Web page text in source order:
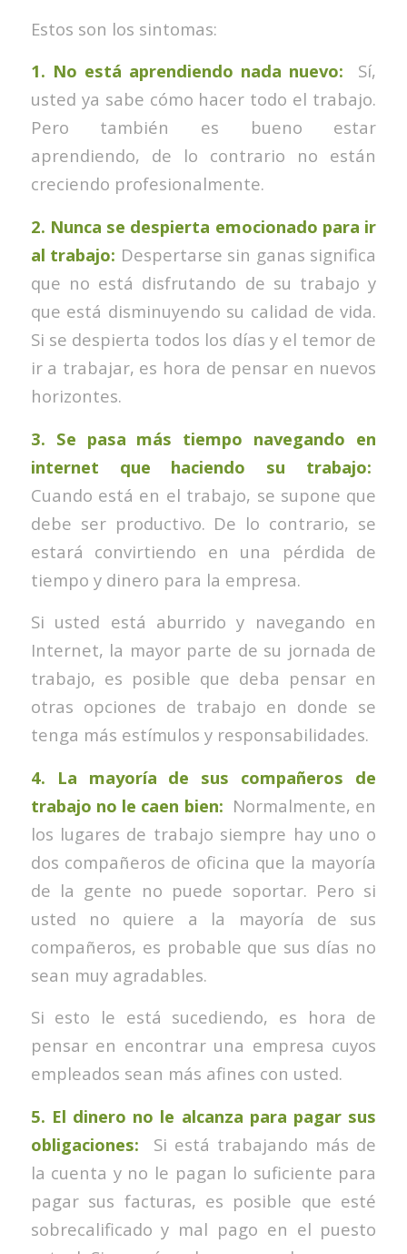
Estos son los sintomas:
1. No está aprendiendo nada nuevo: Sí,
usted ya sabe cómo hacer todo el trabajo.
Pero también es bueno estar
aprendiendo, de lo contrario no están
creciendo profesionalmente.
2. Nunca se despierta emocionado para ir
al trabajo: Despertarse sin ganas significa
que no está disfrutando de su trabajo y
que está disminuyendo su calidad de vida.
Si se despierta todos los días y el temor de
ir a trabajar, es hora de pensar en nuevos
horizontes.
3. Se pasa más tiempo navegando en
internet que haciendo su trabajo:
Cuando está en el trabajo, se supone que
debe ser productivo. De lo contrario, se
estará convirtiendo en una pérdida de
tiempo y dinero para la empresa.
Si usted está aburrido y navegando en
Internet, la mayor parte de su jornada de
trabajo, es posible que deba pensar en
otras opciones de trabajo en donde se
tenga más estímulos y responsabilidades.
4. La mayoría de sus compañeros de
trabajo no le caen bien: Normalmente, en
los lugares de trabajo siempre hay uno o
dos compañeros de oficina que la mayoría
de la gente no puede soportar. Pero si
usted no quiere a la mayoría de sus
compañeros, es probable que sus días no
sean muy agradables.
Si esto le está sucediendo, es hora de
pensar en encontrar una empresa cuyos
empleados sean más afines con usted.
5. El dinero no le alcanza para pagar sus
obligaciones: Si está trabajando más de
la cuenta y no le pagan lo suficiente para
pagar sus facturas, es posible que esté
sobrecalificado y mal pago en el puesto